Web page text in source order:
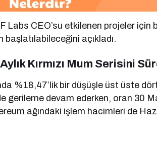
Labs CEO’su etkilenen projeler için
başlatılabileceğini açıkladı.
Kırmızı Mum Serisini
%18,47’lik bir düşüşle üst üste
gerileme devam ederken, oran 30
ağındaki işlem hacimleri de